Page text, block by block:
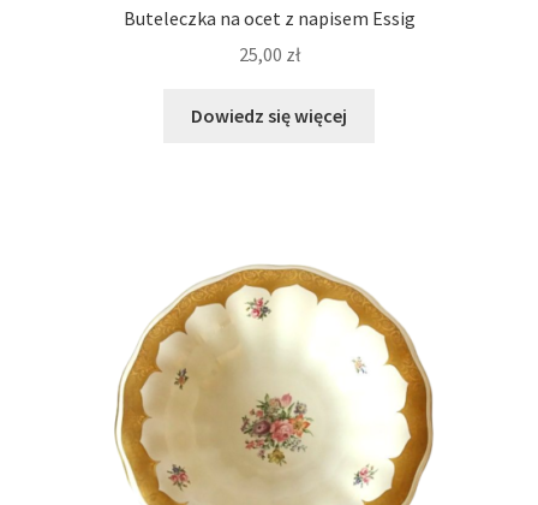
Buteleczka na ocet z napisem Essig
25,00 zł
Dowiedz się więcej